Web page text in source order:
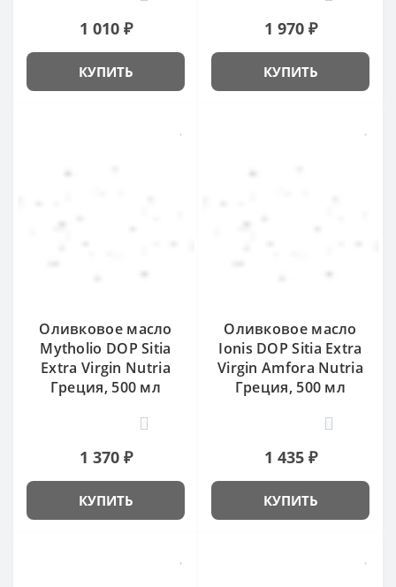
1 010 ₽
КУПИТЬ
1 970 ₽
КУПИТЬ
Оливковое масло
Mytholio DOP Sitia
Extra Virgin Nutria
Греция, 500 мл
1 370 ₽
КУПИТЬ
Оливковое масло
Ionis DOP Sitia Extra
Virgin Amfora Nutria
Греция, 500 мл
1 435 ₽
КУПИТЬ